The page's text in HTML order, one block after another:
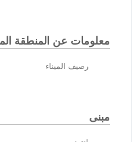
معلومات عن المنطقة
رصيف الميناء
مبنى